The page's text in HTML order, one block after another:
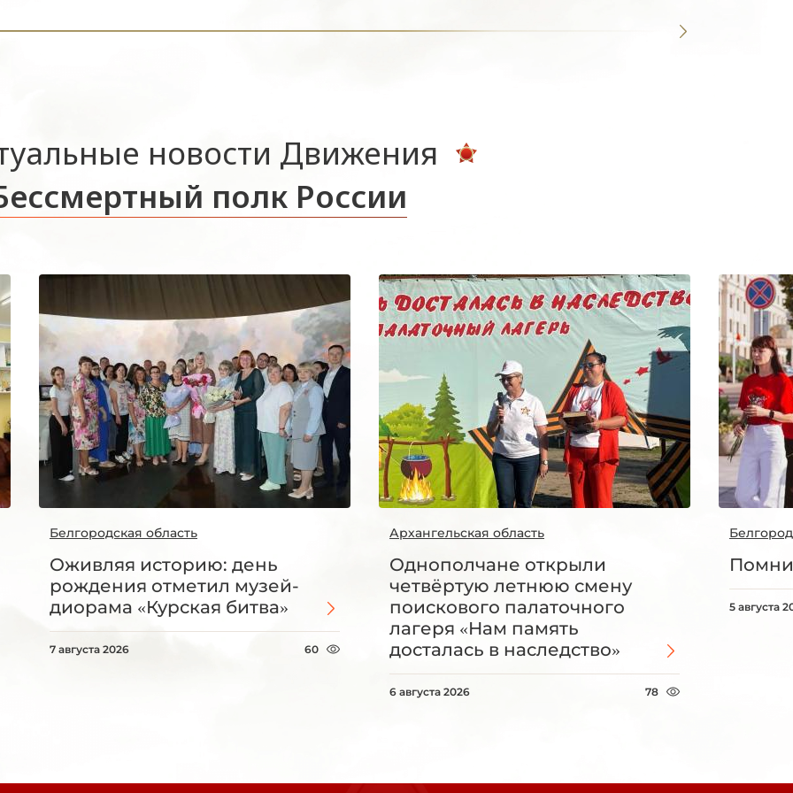
новости Движения
полк России
Белгородская область
Оживляя историю: день
рождения отметил музей-
диорама «Курская битва»
7 августа 2026 60
Архангельская область
Однополчане открыли
четвёртую летнюю смену
поискового палаточного
лагеря «Нам память
досталась в наследство»
6 августа 2026 78
5 августа